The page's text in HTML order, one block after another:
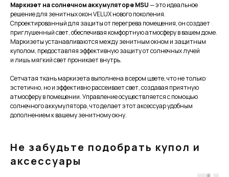
Маркизет на солнечном аккумуляторе MSU— это идеальное
решение для зенитных окон VELUX нового поколения.
Спроектированный для защиты от перегрева помещения, он создает
приглушенный свет, обеспечивая комфортную атмосферу в вашем доме.
Маркизеты устанавливаются между зенитным окном и защитным
куполом, предоставляя эффективную защиту от солнечных лучей
и лишь мягкий свет проникает внутрь.
Сетчатая ткань маркизета выполнена в сером цвете, что не только
эстетично, но и эффективно рассеивает свет, создавая приятную
атмосферу в помещении. Управление осуществляется с помощью
солнечного аккумулятора, что делает этот аксессуар удобным
дополнением к вашему зенитному окну.
Не забудьте подобрать купол и
аксессуары